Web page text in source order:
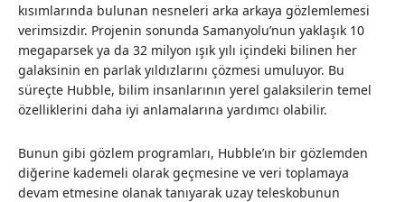
kısımlarında bulunan nesneleri arka arkaya gözlemlemesi
verimsizdir. Projenin sonunda Samanyolu’nun yaklaşık 10
megaparsek ya da 32 milyon ışık yılı içindeki bilinen her
galaksinin en parlak yıldızlarını çözmesi umuluyor. Bu
süreçte Hubble, bilim insanlarının yerel galaksilerin temel
özelliklerini daha iyi anlamalarına yardımcı olabilir.
Bunun gibi gözlem programları, Hubble’ın bir gözlemden
diğerine kademeli olarak geçmesine ve veri toplamaya
devam etmesine olanak tanıyarak uzay teleskobunun